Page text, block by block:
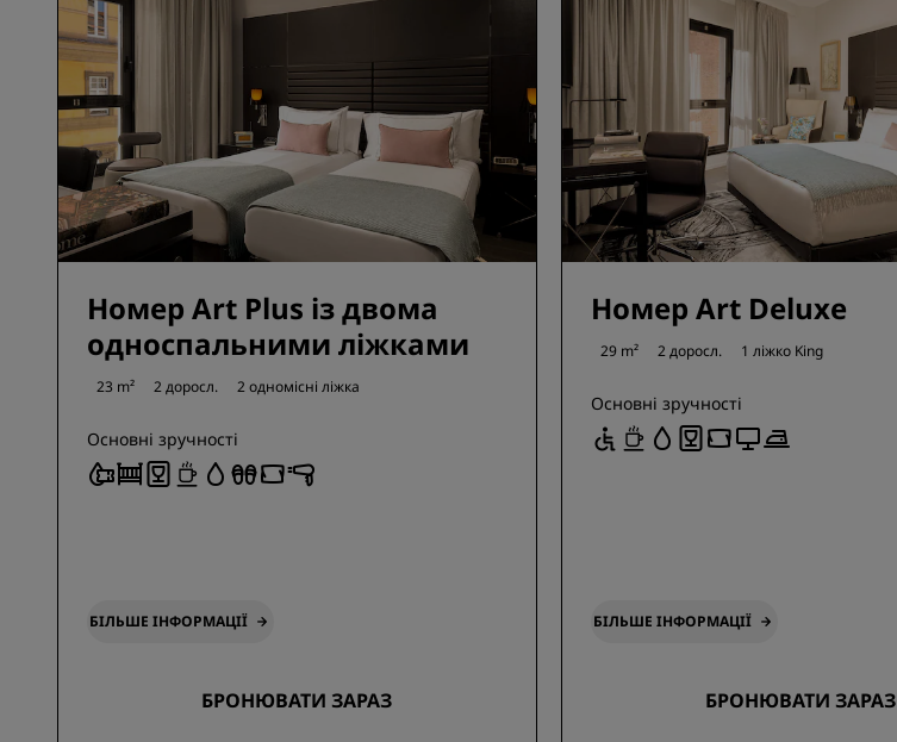
Номер Art Plus із двома
односпальними ліжками
23 m² 2 доросл. 2 одномісні ліжка
Основні зручності
БІЛЬШЕ ІНФОРМАЦІЇ
БРОНЮВАТИ ЗАРАЗ
Номер Art Deluxe
29 m² 2 доросл. 1 ліжко King
Основні зручності
БІЛЬШЕ ІНФОРМАЦІЇ
БРОНЮВАТИ ЗАРАЗ